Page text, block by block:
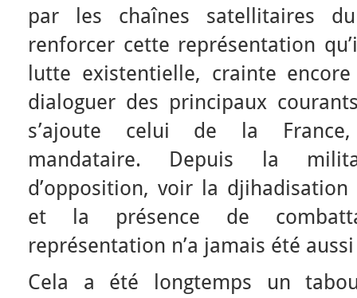
par les chaînes satellitaires
renforcer cette représentation
lutte existentielle, crainte
dialoguer des principaux
s’ajoute celui de la France,
mandataire. Depuis la
d’opposition, voir la
et la présence de
représentation n’a jamais été
Cela a été longtemps un